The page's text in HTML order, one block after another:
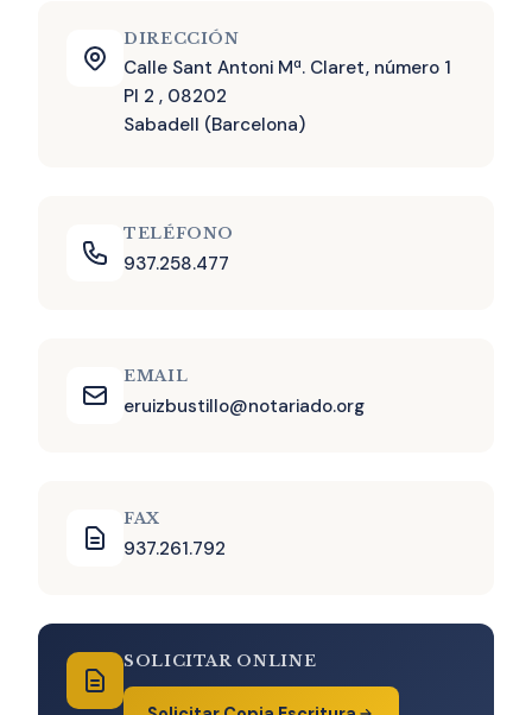
DIRECCIÓN
Calle Sant Antoni Mª. Claret, número 1
Pl 2 , 08202
Sabadell (Barcelona)
TELÉFONO
937.258.477
EMAIL
eruizbustillo@notariado.org
FAX
937.261.792
SOLICITAR ONLINE